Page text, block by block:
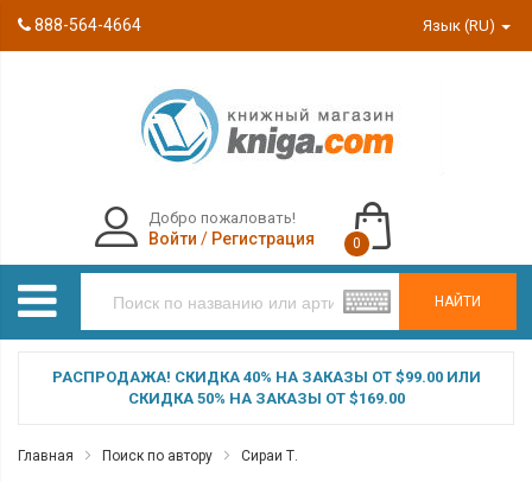
888-564-4664 Язык (RU)
НАЙТИ
Добро пожаловать!
Войти / Регистрация 0
РАСПРОДАЖА! СКИДКА 40% НА ЗАКАЗЫ ОТ $99.00 ИЛИ
СКИДКА 50% НА ЗАКАЗЫ ОТ $169.00
Главная Поиск по автору Сираи Т.